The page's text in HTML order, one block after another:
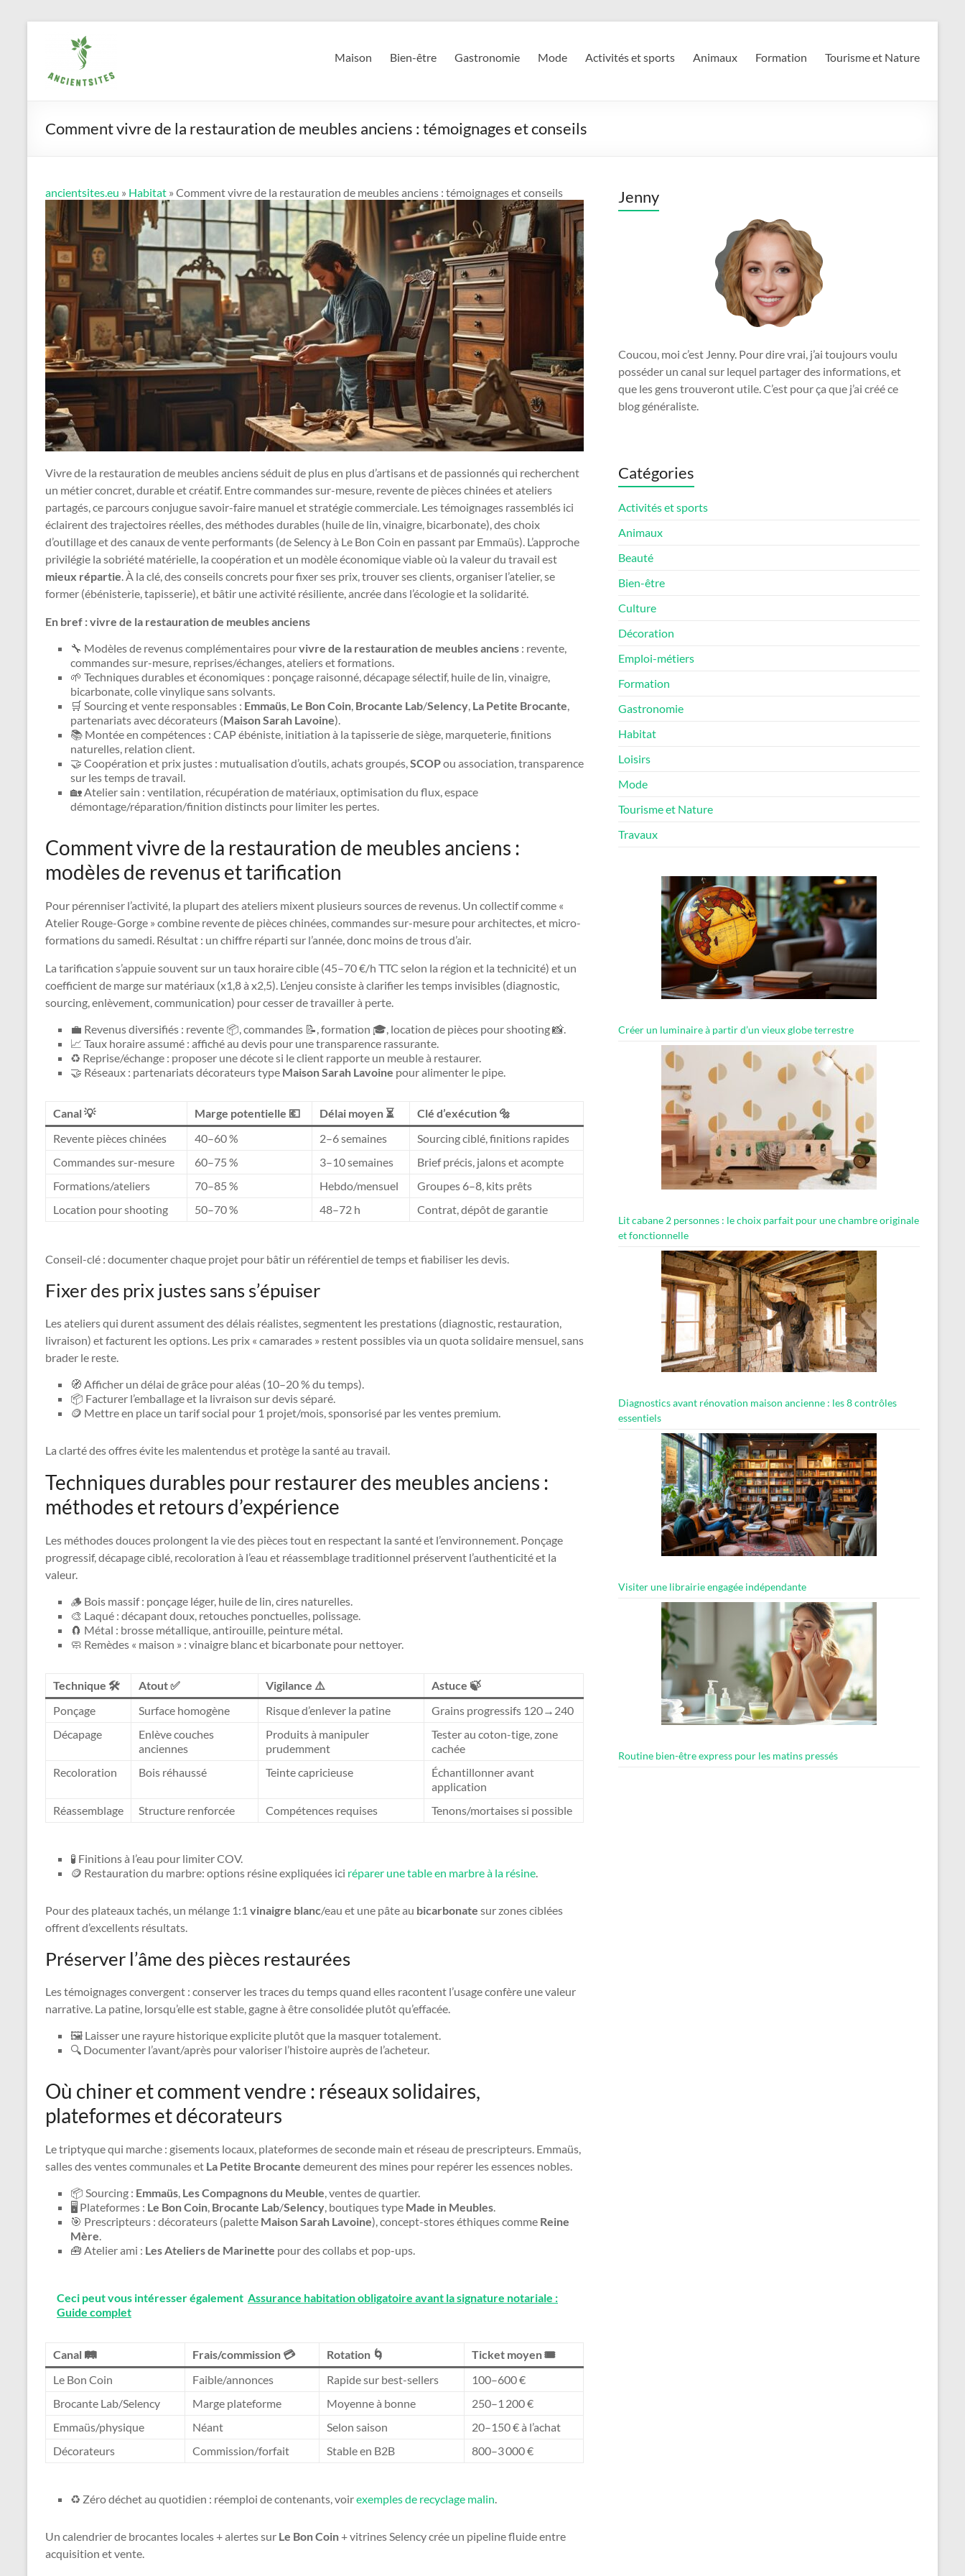
ancientsites.eu Maison Bien-être Gastronomie Mode Activités et sports Animaux Formation Tourisme et Nature
Comment vivre de la restauration de meubles anciens : témoignages et conseils
ancientsites.eu » Habitat » Comment vivre de la restauration de meubles anciens : témoignages et conseils
Vivre de la restauration de meubles anciens séduit de plus en plus d’artisans et de passionnés qui recherchent
un métier concret, durable et créatif. Entre commandes sur-mesure, revente de pièces chinées et ateliers
partagés, ce parcours conjugue savoir-faire manuel et stratégie commerciale. Les témoignages rassemblés ici
éclairent des trajectoires réelles, des méthodes durables (huile de lin, vinaigre, bicarbonate), des choix
d’outillage et des canaux de vente performants (de Selency à Le Bon Coin en passant par Emmaüs). L’approche
privilégie la sobriété matérielle, la coopération et un modèle économique viable où la valeur du travail est
mieux répartie. À la clé, des conseils concrets pour fixer ses prix, trouver ses clients, organiser l’atelier, se
former (ébénisterie, tapisserie), et bâtir une activité résiliente, ancrée dans l’écologie et la solidarité.
En bref : vivre de la restauration de meubles anciens
🔧 Modèles de revenus complémentaires pourvivre de la restauration de meubles anciens : revente,
commandes sur-mesure, reprises/échanges, ateliers et formations.
🌱 Techniques durables et économiques : ponçage raisonné, décapage sélectif, huile de lin, vinaigre,
bicarbonate, colle vinylique sans solvants.
🛒 Sourcing et vente responsables : Emmaüs, Le Bon Coin, Brocante Lab/Selency, La Petite Brocante,
partenariats avec décorateurs (Maison Sarah Lavoine).
📚 Montée en compétences : CAP ébéniste, initiation à la tapisserie de siège, marqueterie, finitions
naturelles, relation client.
🤝 Coopération et prix justes : mutualisation d’outils, achats groupés,SCOPou association, transparence
sur les temps de travail.
🏡 Atelier sain : ventilation, récupération de matériaux, optimisation du flux, espace
démontage/réparation/finition distincts pour limiter les pertes.
Comment vivre de la restauration de meubles anciens :
modèles de revenus et tarification
Pour pérenniser l’activité, la plupart des ateliers mixent plusieurs sources de revenus. Un collectif comme «
Atelier Rouge-Gorge » combine revente de pièces chinées, commandes sur-mesure pour architectes, et micro-
formations du samedi. Résultat : un chiffre réparti sur l’année, donc moins de trous d’air.
La tarification s’appuie souvent sur un taux horaire cible (45–70 €/h TTC selon la région et la technicité) et un
coefficient de marge sur matériaux (x1,8 à x2,5). L’enjeu consiste à clarifier les temps invisibles (diagnostic,
sourcing, enlèvement, communication) pour cesser de travailler à perte.
💼 Revenus diversifiés : revente 📦, commandes 📝, formation 🎓, location de pièces pour shooting 📸.
📈 Taux horaire assumé : affiché au devis pour une transparence rassurante.
♻️ Reprise/échange : proposer une décote si le client rapporte un meuble à restaurer.
🤝 Réseaux : partenariats décorateurs type Maison Sarah Lavoine pour alimenter le pipe.
Canal 💡 Marge potentielle 💶 Délai moyen ⏳
Clé d’exécution 🔩
Revente pièces chinées
40–60 % 2–6 semaines
Sourcing ciblé, finitions rapides
Commandes sur-mesure
60–75 % 3–10 semaines
Brief précis, jalons et acompte
Formations/ateliers
70–85 % Hebdo/mensuel
Groupes 6–8, kits prêts
Location pour shooting
50–70 % 48–72 h Contrat, dépôt de garantie
Conseil-clé : documenter chaque projet pour bâtir un référentiel de temps et fiabiliser les devis.
Fixer des prix justes sans s’épuiser
Les ateliers qui durent assument des délais réalistes, segmentent les prestations (diagnostic, restauration,
livraison) et facturent les options. Les prix « camarades » restent possibles via un quota solidaire mensuel, sans
brader le reste.
🧭 Afficher un délai de grâce pour aléas (10–20 % du temps).
📦 Facturer l’emballage et la livraison sur devis séparé.
🪙 Mettre en place un tarif social pour 1 projet/mois, sponsorisé par les ventes premium.
La clarté des offres évite les malentendus et protège la santé au travail.
Techniques durables pour restaurer des meubles anciens :
méthodes et retours d’expérience
Les méthodes douces prolongent la vie des pièces tout en respectant la santé et l’environnement. Ponçage
progressif, décapage ciblé, recoloration à l’eau et réassemblage traditionnel préservent l’authenticité et la
valeur.
🪵 Bois massif : ponçage léger, huile de lin, cires naturelles.
🎨 Laqué : décapant doux, retouches ponctuelles, polissage.
🧲 Métal : brosse métallique, antirouille, peinture métal.
🧼 Remèdes « maison » : vinaigre blanc et bicarbonate pour nettoyer.
Technique 🛠️ Atout ✅ Vigilance ⚠️
Astuce 🍃
Ponçage
Surface homogène Risque d’enlever la patine
Grains progressifs 120→240
Décapage
Enlève couches
anciennes
Produits à manipuler
prudemment
Tester au coton-tige, zone
cachée
Recoloration
Bois réhaussé Teinte capricieuse
Échantillonner avant
application
Réassemblage
Structure renforcée Compétences requises Tenons/mortaises si possible
🧪 Finitions à l’eau pour limiter COV.
🪙 Restauration du marbre: options résine expliquées ici réparer une table en marbre à la résine.
Pour des plateaux tachés, un mélange 1:1 vinaigre blanc/eau et une pâte au bicarbonate sur zones ciblées
offrent d’excellents résultats.
Préserver l’âme des pièces restaurées
Les témoignages convergent : conserver les traces du temps quand elles racontent l’usage confère une valeur
narrative. La patine, lorsqu’elle est stable, gagne à être consolidée plutôt qu’effacée.
🖼️ Laisser une rayure historique explicite plutôt que la masquer totalement.
🔍 Documenter l’avant/après pour valoriser l’histoire auprès de l’acheteur.
Où chiner et comment vendre : réseaux solidaires,
plateformes et décorateurs
Le triptyque qui marche : gisements locaux, plateformes de seconde main et réseau de prescripteurs. Emmaüs,
salles des ventes communales et La Petite Brocante demeurent des mines pour repérer les essences nobles.
📦 Sourcing : Emmaüs, Les Compagnons du Meuble, ventes de quartier.
🖥️ Plateformes : Le Bon Coin, Brocante Lab/Selency, boutiques type Made in Meubles.
🎯 Prescripteurs : décorateurs (palette Maison Sarah Lavoine), concept-stores éthiques comme Reine
Mère.
🧰 Atelier ami : Les Ateliers de Marinette pour des collabs et pop-ups.
Ceci peut vous intéresser également Assurance habitation obligatoire avant la signature notariale :
Guide complet
Canal 🛤️ Frais/commission 💳 Rotation 🌀
Ticket moyen 🎟️
Le Bon Coin
Faible/annonces Rapide sur best-sellers
100–600 €
Brocante Lab/Selency
Marge plateforme Moyenne à bonne
250–1 200 €
Emmaüs/physique
Néant Selon saison
20–150 € à l’achat
Décorateurs
Commission/forfait Stable en B2B 800–3 000 €
♻️ Zéro déchet au quotidien : réemploi de contenants, voirexemples de recyclage malin.
Un calendrier de brocantes locales + alertes sur Le Bon Coin+ vitrines Selency crée un pipeline fluide entre
acquisition et vente.
Jenny
Coucou, moi c’est Jenny. Pour dire vrai, j’ai toujours voulu
posséder un canal sur lequel partager des informations, et
que les gens trouveront utile. C’est pour ça que j’ai créé ce
blog généraliste.
Catégories
Activités et sports
Animaux
Beauté
Bien-être
Culture
Décoration
Emploi-métiers
Formation
Gastronomie
Habitat
Loisirs
Mode
Tourisme et Nature
Travaux
Créer un luminaire à partir d’un vieux globe terrestre
Lit cabane 2 personnes : le choix parfait pour une chambre originale
et fonctionnelle
Diagnostics avant rénovation maison ancienne : les 8 contrôles
essentiels
Visiter une librairie engagée indépendante
Routine bien-être express pour les matins pressés